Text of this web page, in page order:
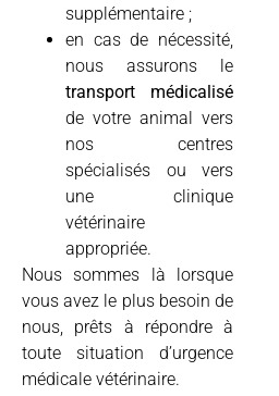
supplémentaire ;
en cas de nécessité,
nous assurons le
transport médicalisé
de votre animal vers
nos centres
spécialisés ou vers
une clinique
vétérinaire
appropriée.
Nous sommes là lorsque
vous avez le plus besoin de
nous, prêts à répondre à
toute situation d’urgence
médicale vétérinaire.